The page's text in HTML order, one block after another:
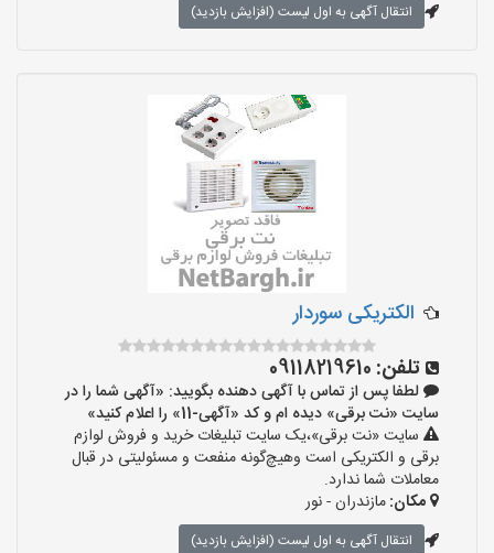
انتقال آگهی به اول لیست (افزایش بازدید)
الکتریکی سوردار
تلفن: 09118219610
لطفا پس از تماس با آگهی دهنده بگویید: «آگهی شما را در
سایت «نت برقی» دیده ام و کد «آگهی-11» را اعلام کنید»
سایت «نت برقی»،یک سایت تبلیغات خرید و فروش لوازم
برقی و الکتریکی است وهیچ‌گونه منفعت و مسئولیتی در قبال
معاملات شما ندارد.
مکان:مازندران - نور
انتقال آگهی به اول لیست (افزایش بازدید)